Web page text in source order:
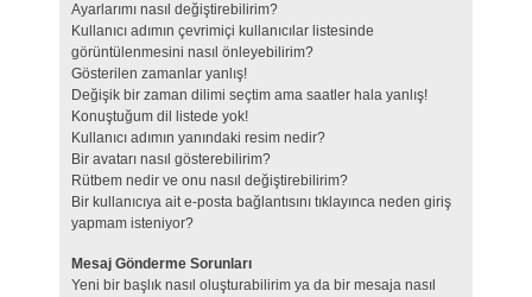
Ayarlarımı nasıl değiştirebilirim?
Kullanıcı adımın çevrimiçi kullanıcılar listesinde
görüntülenmesini nasıl önleyebilirim?
Gösterilen zamanlar yanlış!
Değişik bir zaman dilimi seçtim ama saatler hala yanlış!
Konuştuğum dil listede yok!
Kullanıcı adımın yanındaki resim nedir?
Bir avatarı nasıl gösterebilirim?
Rütbem nedir ve onu nasıl değiştirebilirim?
Bir kullanıcıya ait e-posta bağlantısını tıklayınca neden giriş
yapmam isteniyor?
Mesaj Gönderme Sorunları
Yeni bir başlık nasıl oluşturabilirim ya da bir mesaja nasıl